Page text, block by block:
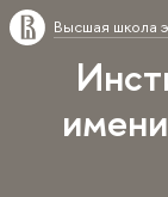
Высшая школа